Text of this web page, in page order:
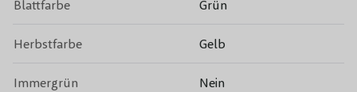
Blattfarbe Grün
Herbstfarbe Gelb
Immergrün Nein